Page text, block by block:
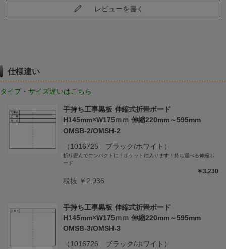
レビューを書く
仕様違い
タイプ・サイズ違いはこちら
手持ち工事黒板 伸縮式折畳ボード
H145mm×W175ｍｍ 伸縮220mm～595mm
OMSB-2/OMSH-2
（1016725 ブラック/ホワイト）
折り畳んでコンパクトに！ポケットに入ります！持ち運べる伸縮ボ
ード
￥3,230
税抜 ￥2,936
手持ち工事黒板 伸縮式折畳ボード
H145mm×W175ｍｍ 伸縮220mm～595mm
OMSB-3/OMSH-3
（1016726 ブラック/ホワイト）